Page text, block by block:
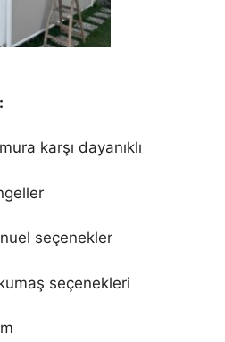
karşı dayanıklı
seçenekler
seçenekleri